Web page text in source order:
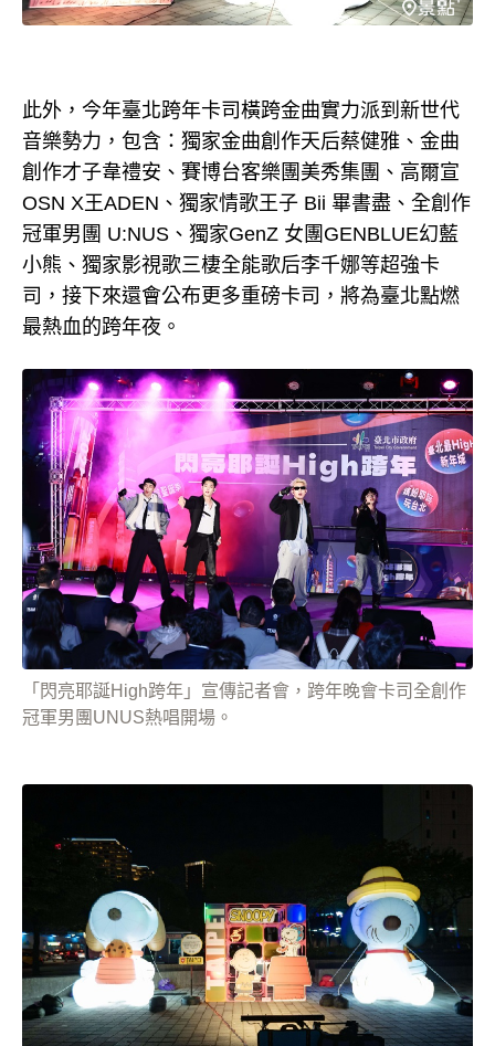
此外，今年臺北跨年卡司橫跨金曲實力派到新世代
音樂勢力，包含：獨家金曲創作天后蔡健雅、金曲
創作才子韋禮安、賽博台客樂團美秀集團、高爾宣
OSN X王ADEN、獨家情歌王子 Bii 畢書盡、全創作
冠軍男團 U:NUS、獨家GenZ 女團GENBLUE幻藍
小熊、獨家影視歌三棲全能歌后李千娜等超強卡
司，接下來還會公布更多重磅卡司，將為臺北點燃
最熱血的跨年夜。
「閃亮耶誕High跨年」宣傳記者會，跨年晚會卡司全創作
冠軍男團UNUS熱唱開場。